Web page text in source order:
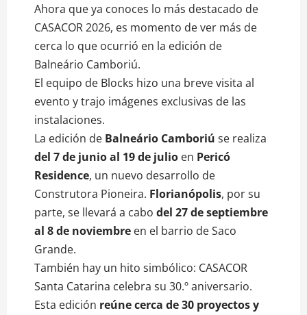
Ahora que ya conoces lo más destacado de
CASACOR 2026, es momento de ver más de
cerca lo que ocurrió en la edición de
Balneário Camboriú.
El equipo de Blocks hizo una breve visita al
evento y trajo imágenes exclusivas de las
instalaciones.
La edición de Balneário Camboriú se realiza
del 7 de junio al 19 de julio en Pericó
Residence, un nuevo desarrollo de
Construtora Pioneira. Florianópolis, por su
parte, se llevará a cabo del 27 de septiembre
al 8 de noviembre en el barrio de Saco
Grande.
También hay un hito simbólico: CASACOR
Santa Catarina celebra su 30.º aniversario.
Esta edición reúne cerca de 30 proyectos y